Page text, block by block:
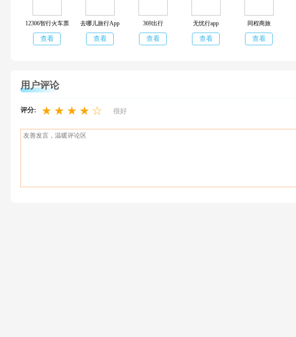
12306智行火车票
查看
去哪儿旅行App
查看
369出行
查看
无忧行app
查看
同程商旅
查看
用户评论
评分: ★ ★ ★ ★ ☆ 很好